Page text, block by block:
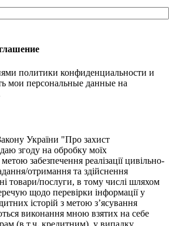
политики конфиденциальности и
мои персональные данные на
України "Про захист
згоду на обробку моїх
забезпечення реалізації цивільно-
отримання та здійснення
товари/послуги, в тому числі шляхом
щодо перевірки інформації у
історій з метою з’ясування
виконання мною взятих на себе
(в т.ч. кредитним), у випадку